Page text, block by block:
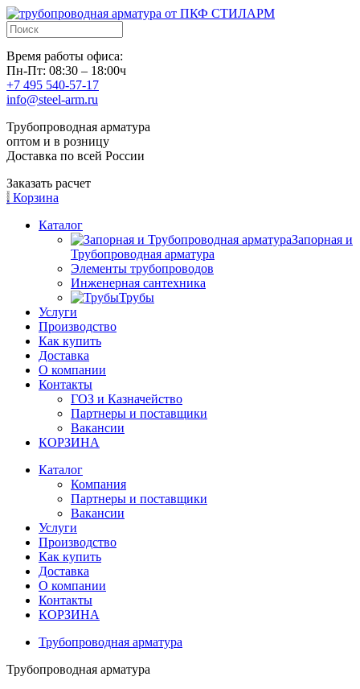
Время работы офиса:
Пн-Пт: 08:30 – 18:00ч
+7 495 540-57-17
info@steel-arm.ru
Трубопроводная арматура
оптом и в розницу
Доставка по всей России
Заказать расчет
. Корзина
Каталог
Запорная и
Трубопроводная арматура
Элементы трубопроводов
Инженерная сантехника
Трубы
Услуги
Производство
Как купить
Доставка
О компании
Контакты
ГОЗ и Казначейство
Партнеры и поставщики
Вакансии
КОРЗИНА
Каталог
Компания
Партнеры и поставщики
Вакансии
Услуги
Производство
Как купить
Доставка
О компании
Контакты
КОРЗИНА
Трубопроводная арматура
Трубопроводная арматура